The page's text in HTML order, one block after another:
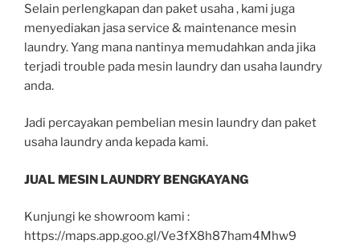
Selain perlengkapan dan paket usaha , kami juga
menyediakan jasa service & maintenance mesin
laundry. Yang mana nantinya memudahkan anda jika
terjadi trouble pada mesin laundry dan usaha laundry
anda.
Jadi percayakan pembelian mesin laundry dan paket
usaha laundry anda kepada kami.
JUAL MESIN LAUNDRY BENGKAYANG
Kunjungi ke showroom kami :
https://maps.app.goo.gl/Ve3fX8h87ham4Mhw9